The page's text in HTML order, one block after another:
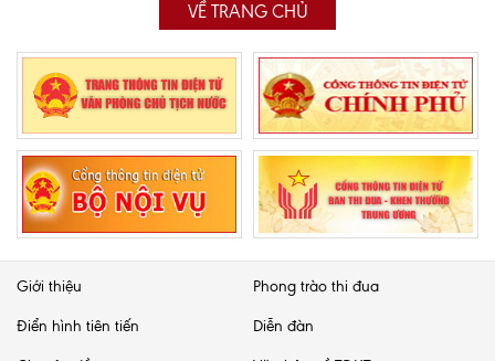
VỀ TRANG CHỦ
Giới thiệu Phong trào thi đua
Điển hình tiên tiến Diễn đàn